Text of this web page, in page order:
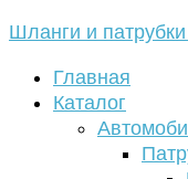
Шланги и
Главная
Каталог